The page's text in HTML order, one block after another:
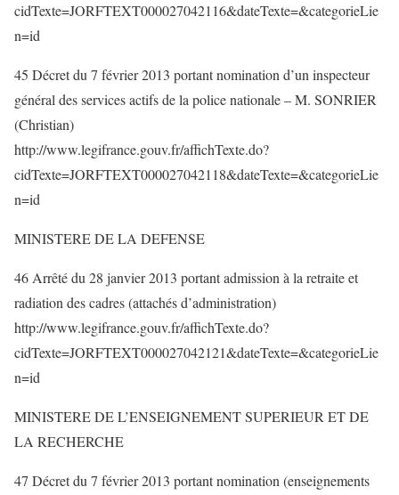
cidTexte=JORFTEXT000027042116&dateTexte=&categorieLie
n=id
45 Décret du 7 février 2013 portant nomination d’un inspecteur
général des services actifs de la police nationale – M. SONRIER
(Christian)
http://www.legifrance.gouv.fr/affichTexte.do?
cidTexte=JORFTEXT000027042118&dateTexte=&categorieLie
n=id
MINISTERE DE LA DEFENSE
46 Arrêté du 28 janvier 2013 portant admission à la retraite et
radiation des cadres (attachés d’administration)
http://www.legifrance.gouv.fr/affichTexte.do?
cidTexte=JORFTEXT000027042121&dateTexte=&categorieLie
n=id
MINISTERE DE L’ENSEIGNEMENT SUPERIEUR ET DE
LA RECHERCHE
47 Décret du 7 février 2013 portant nomination (enseignements